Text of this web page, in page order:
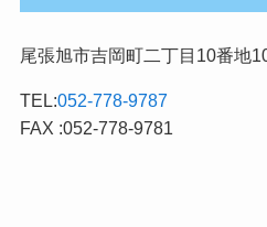
尾張旭市吉岡町二丁目10番地
TEL:052-778-9787
FAX :052-778-9781